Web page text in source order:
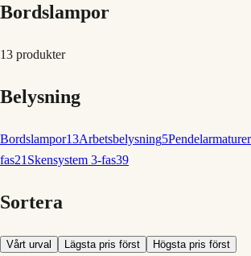
Bordslampor
13 produkter
Belysning
Bordslampor13Arbetsbelysning5Pendelarmaturer
fas21 Skensystem 3-fas39
Sortera
Vårt urval Lägsta pris först Högsta pris först